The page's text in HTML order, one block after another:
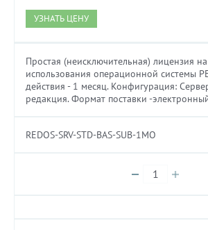
УЗНАТЬ ЦЕНУ
Простая (неисключительная) лицензия
использования операционной системы
действия - 1 месяц. Конфигурация:
редакция. Формат поставки -
REDOS-SRV-STD-BAS-SUB-1MO